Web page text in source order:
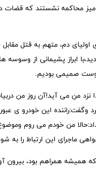
محاکمه نشستند که قضات
دم، متهم به قتل مقابل
ابراز پشیمانی از
صمیمی بودیم.
وگفت:راننده این خودرو ی
من خودم می روم
این ارتباط را به
همراهم بود، بیرون